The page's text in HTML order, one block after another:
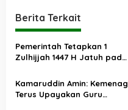
g
a
s
p
Berita Terkait
Pemerintah Tetapkan 1
Zulhijjah 1447 H Jatuh pada
Kamaruddin Amin: Kemenag
Terus Upayakan Guru